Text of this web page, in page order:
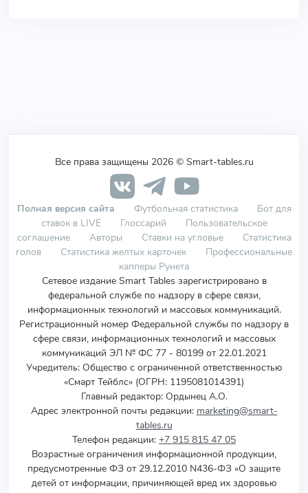
Все права защищены 2026 © Smart-tables.ru
Полная версия сайта Футбольная статистика
Бот для
ставок в LIVE
Глоссарий
Пользовательское
соглашение
Авторы Ставки на угловые
Статистика
голов
Статистика желтых карточек
Профессиональные
капперы Рунета
Сетевое издание Smart Tables зарегистрировано в
федеральной службе по надзору в сфере связи,
информационных технологий и массовых коммуникаций.
Регистрационный номер Федеральной службы по надзору в
сфере связи, информационных технологий и массовых
коммуникаций ЭЛ № ФС 77 - 80199 от 22.01.2021
Учредитель: Общество с ограниченной ответственностью
«Смарт Тейблс» (ОГРН: 1195081014391)
Главный редактор: Ордынец А.О.
Адрес электронной почты редакции: marketing@smart-
tables.ru
Телефон редакции: +7 915 815 47 05
Возрастные ограничения информационной продукции,
предусмотренные ФЗ от 29.12.2010 N436-ФЗ «О защите
детей от информации, причиняющей вред их здоровью